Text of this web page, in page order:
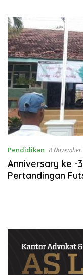
Pendidikan 8
Anniversary ke -
Pertandingan